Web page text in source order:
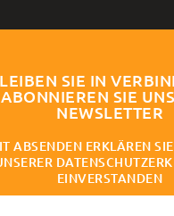
SIE IN
ABONNIEREN SIE
NEWSLETTER
ABSENDEN ERKLÄREN
EINVERSTANDEN